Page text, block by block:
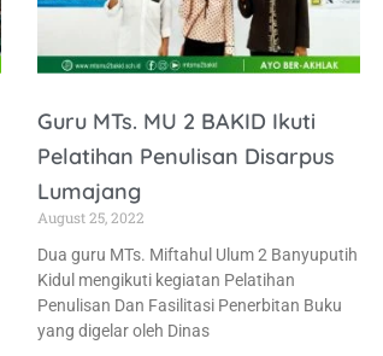
Guru MTs. MU 2 BAKID Ikuti
Pelatihan Penulisan Disarpus
Lumajang
August 25, 2022
Dua guru MTs. Miftahul Ulum 2 Banyuputih
Kidul mengikuti kegiatan Pelatihan
Penulisan Dan Fasilitasi Penerbitan Buku
yang digelar oleh Dinas